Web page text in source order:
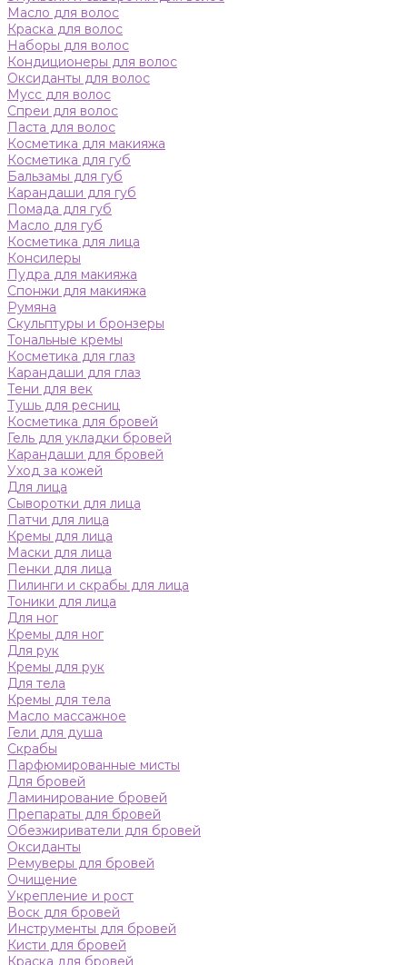
Масло для волос
Краска для волос
Наборы для волос
Кондиционеры для волос
Оксиданты для волос
Мусс для волос
Спреи для волос
Паста для волос
Косметика для макияжа
Косметика для губ
Бальзамы для губ
Карандаши для губ
Помада для губ
Масло для губ
Косметика для лица
Консилеры
Пудра для макияжа
Спонжи для макияжа
Румяна
Скульптуры и бронзеры
Тональные кремы
Косметика для глаз
Карандаши для глаз
Тени для век
Тушь для ресниц
Косметика для бровей
Гель для укладки бровей
Карандаши для бровей
Уход за кожей
Для лица
Сыворотки для лица
Патчи для лица
Кремы для лица
Маски для лица
Пенки для лица
Пилинги и скрабы для лица
Тоники для лица
Для ног
Кремы для ног
Для рук
Кремы для рук
Для тела
Кремы для тела
Масло массажное
Гели для душа
Скрабы
Парфюмированные мисты
Для бровей
Ламинирование бровей
Препараты для бровей
Обезжириватели для бровей
Оксиданты
Ремуверы для бровей
Очищение
Укрепление и рост
Воск для бровей
Инструменты для бровей
Кисти для бровей
Краска для бровей